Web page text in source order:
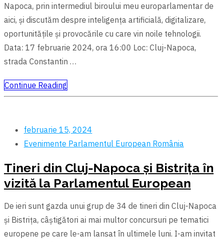
Napoca, prin intermediul biroului meu europarlamentar de
aici, și discutăm despre inteligența artificială, digitalizare,
oportunitățile și provocările cu care vin noile tehnologii.
Data: 17 februarie 2024, ora 16:00 Loc: Cluj-Napoca,
strada Constantin …
Continue Reading
februarie 15, 2024
Evenimente Parlamentul European România
Tineri din Cluj-Napoca și Bistrița în
vizită la Parlamentul European
De ieri sunt gazda unui grup de 34 de tineri din Cluj-Napoca
și Bistrița, câștigători ai mai multor concursuri pe tematici
europene pe care le-am lansat în ultimele luni. I-am invitat